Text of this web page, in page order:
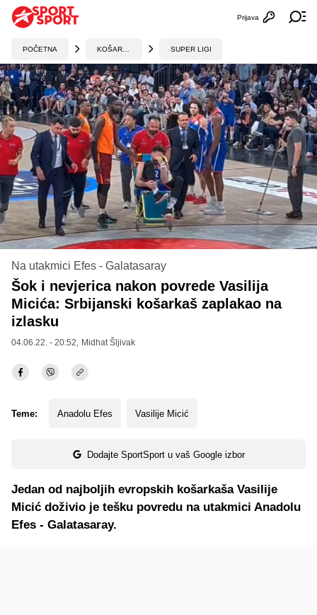
Otvori
Prijava
POČETNA SUPER LIGI
Na utakmici Efes - Galatasaray
Šok i nevjerica nakon povrede Vasilija
Micića: Srbijanski košarkaš zaplakao na
izlasku
04.06.22. - 20:52, Midhat Šljivak
Teme: Anadolu Efes Vasilije Micić
Dodajte SportSport u vaš Google izbor
Jedan od najboljih evropskih košarkaša Vasilije
Micić doživio je tešku povredu na utakmici Anadolu
Efes - Galatasaray.